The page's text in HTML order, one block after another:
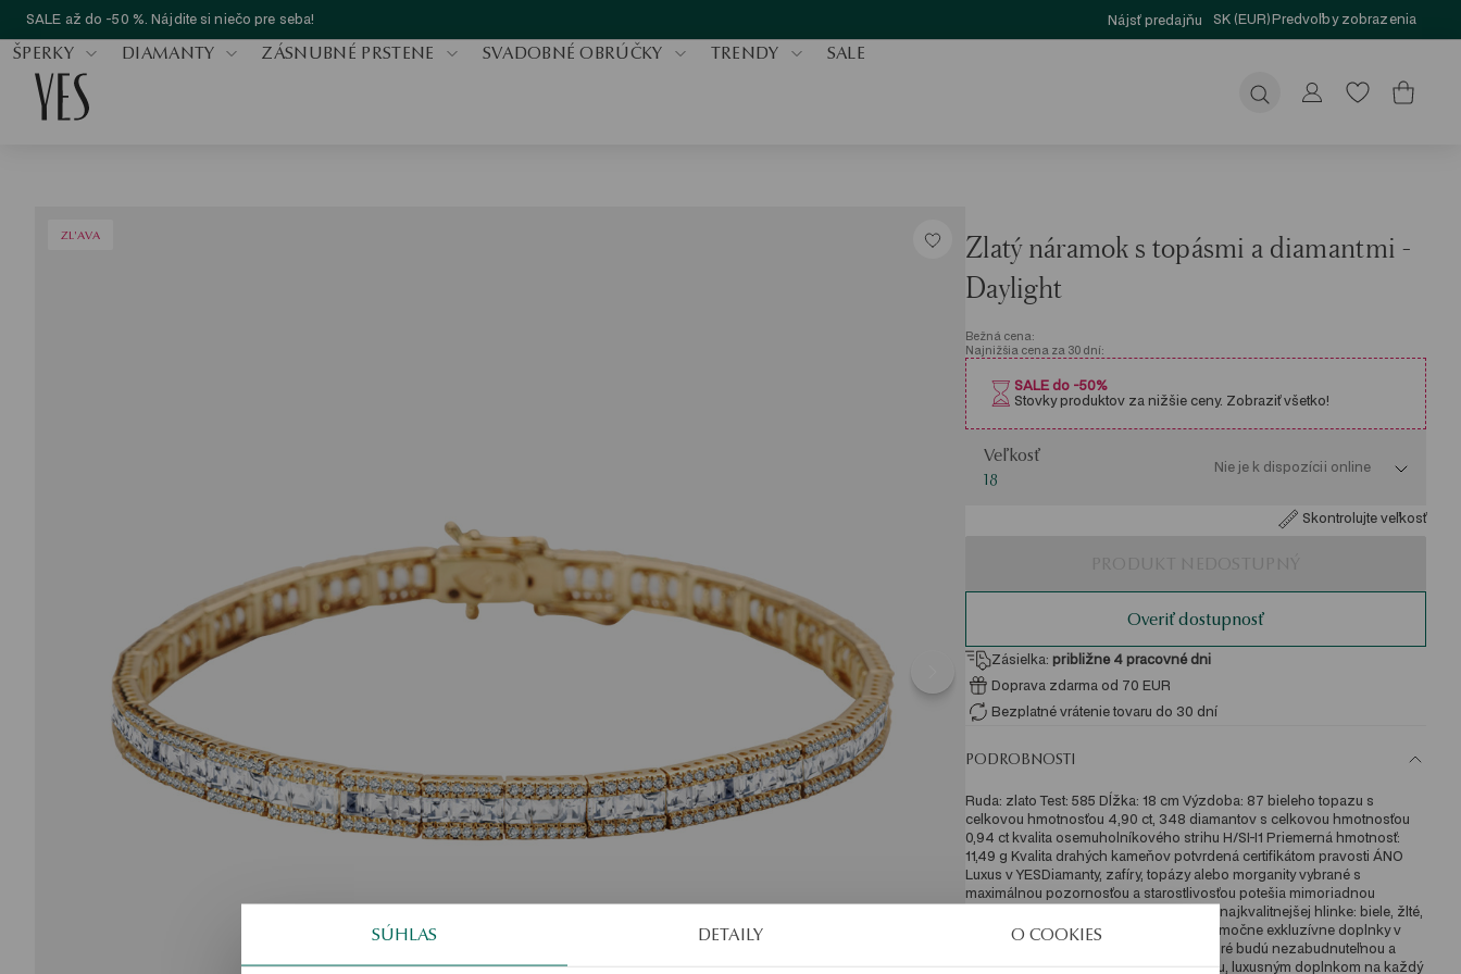
SÚHLAS DETAILY O COOKIES
SALE až do -50 %. Nájdite si niečo pre seba! Nájsť predajňu SK (EUR)Predvoľby zobrazenia
ŠPERKY DIAMANTY ZÁSNUBNÉ PRSTENE SVADOBNÉ OBRÚČKY TRENDY SALE
Odoslať
ZL'AVA
Zlatý náramok s topásmi a diamantmi -
Daylight
Bežná cena:
Najnižšia cena za 30 dní:
SALE do -50%
Stovky produktov za nižšie ceny. Zobraziť všetko!
Veľkosť
18
Nie je k dispozícii online
Skontrolujte veľkosť
Overiť dostupnosť
Zásielka: približne 4 pracovné dni
Doprava zdarma od 70 EUR
Bezplatné vrátenie tovaru do 30 dní
PODROBNOSTI
Ruda: zlato Test: 585 Dĺžka: 18 cm Výzdoba: 87 bieleho topazu s
celkovou hmotnosťou 4,90 ct, 348 diamantov s celkovou hmotnosťou
0,94 ct kvalita osemuholníkového strihu H/SI-I1 Priemerná hmotnosť:
11,49 g Kvalita drahých kameňov potvrdená certifikátom pravosti ÁNO
Luxus v YESDiamanty, zafíry, topázy alebo morganity vybrané s
maximálnou pozornosťou a starostlivosťou potešia mimoriadnou
brilanciou. Drahé kamene umiestnené v najkvalitnejšej hlinke: biele, žlté,
ružové zlato alebo platina vytvárajú výnimočne exkluzívne doplnky v
prémiovej kvalite. Jedná sa o šperky, ktoré budú nezabudnuteľnou a
nezvyčajnou ozdobou veľkého východu, luxusným doplnkom na každý